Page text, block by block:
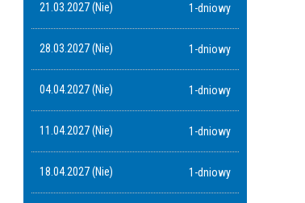
21.03.2027 (Nie) 1-dniowy
28.03.2027 (Nie) 1-dniowy
04.04.2027 (Nie) 1-dniowy
11.04.2027 (Nie) 1-dniowy
18.04.2027 (Nie) 1-dniowy